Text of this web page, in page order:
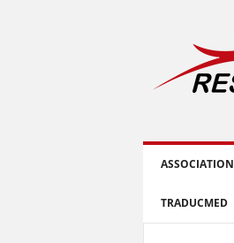
S
ASSOCIATION
TRADUCMED